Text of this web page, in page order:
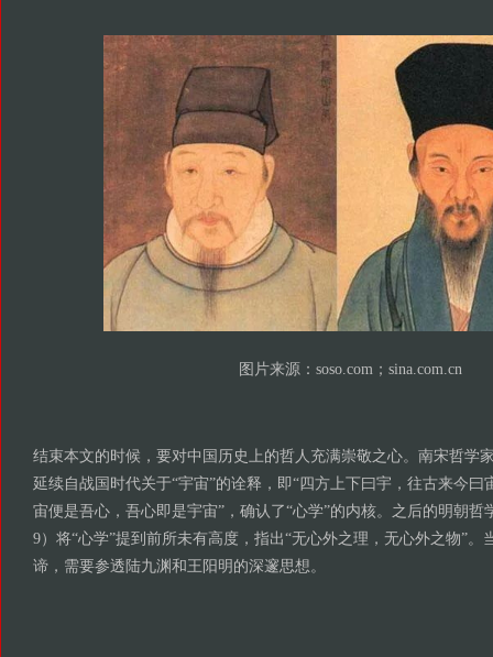
图片来源：soso.com；sina.com.cn
结束本文的时候，要对中国历史上的哲人充满崇敬之心。南宋哲学
延续自战国时代关于“宇宙”的诠释，即“四方上下曰宇，往古来今曰
宙便是吾心，吾心即是宇宙”，确认了“心学”的内核。之后的明朝哲
9）将“心学”提到前所未有高度，指出“无心外之理，无心外之物”。
谛，需要参透陆九渊和王阳明的深邃思想。